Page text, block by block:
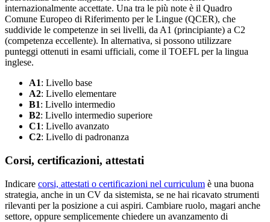
internazionalmente accettate. Una tra le più note è il Quadro
Comune Europeo di Riferimento per le Lingue (QCER), che
suddivide le competenze in sei livelli, da A1 (principiante) a C2
(competenza eccellente). In alternativa, si possono utilizzare
punteggi ottenuti in esami ufficiali, come il TOEFL per la lingua
inglese.
A1: Livello base
A2: Livello elementare
B1: Livello intermedio
B2: Livello intermedio superiore
C1: Livello avanzato
C2: Livello di padronanza
Corsi, certificazioni, attestati
Indicare corsi, attestati o certificazioni nel curriculum è una buona
strategia, anche in un CV da sistemista, se ne hai ricavato strumenti
rilevanti per la posizione a cui aspiri. Cambiare ruolo, magari anche
settore, oppure semplicemente chiedere un avanzamento di